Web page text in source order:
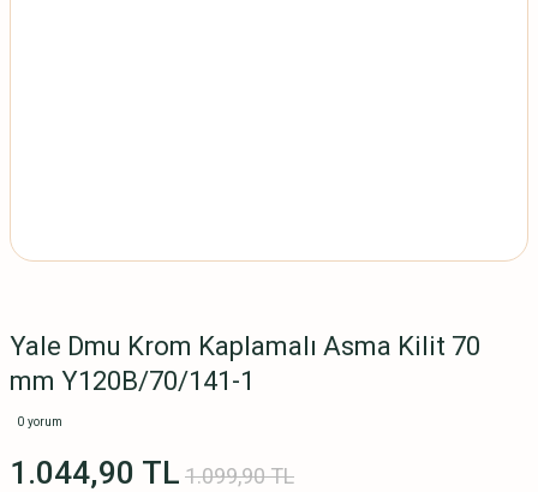
Yale Dmu Krom Kaplamalı Asma Kilit 70
mm Y120B/70/141-1
0 yorum
1.044,90 TL 1.099,90 TL